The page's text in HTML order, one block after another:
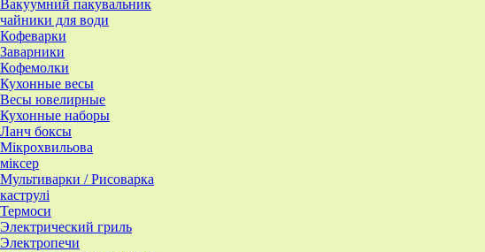
Вакуумний пакувальник
чайники для води
Кофеварки
Заварники
Кофемолки
Кухонные весы
Весы ювелирные
Кухонные наборы
Ланч боксы
Мікрохвильова
міксер
Мультиварки / Рисоварка
каструлі
Термоси
Электрический гриль
Электропечи